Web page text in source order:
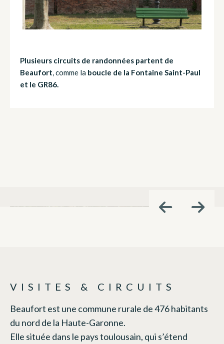
Plusieurs circuits de randonnées partent de
Beaufort, comme la boucle de la Fontaine Saint-Paul
et le GR86.
VISITES & CIRCUITS
Beaufort est une commune rurale de 476 habitants
du nord de la Haute-Garonne.
Elle située dans le pays toulousain, qui s’étend